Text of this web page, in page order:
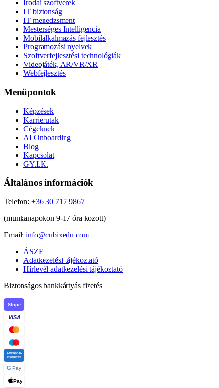
Irodai szoftverek
IT biztonság
IT menedzsment
Mesterséges Intelligencia
Mobilalkalmazás fejlesztés
Programozási nyelvek
Szoftverfejlesztési technológiák
Videojáték, AR/VR/XR
Webfejlesztés
Menüpontok
Képzések
Karrierutak
Cégeknek
AI Onboarding
Blog
Kapcsolat
GY.I.K.
Általános információk
Telefon: +36 30 717 9867
(munkanapokon 9-17 óra között)
Email: info@cubixedu.com
ÁSZF
Adatkezelési tájékoztató
Hírlevél adatkezelési tájékoztató
Biztonságos bankkártyás fizetés
Stripe
VISA
AMERICAN
EXPRESS
G Pay
Pay